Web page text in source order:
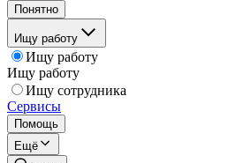
Понятно
Ищу работу
Ищу работу
Ищу работу
Ищу сотрудника
Сервисы
Помощь
Ещё